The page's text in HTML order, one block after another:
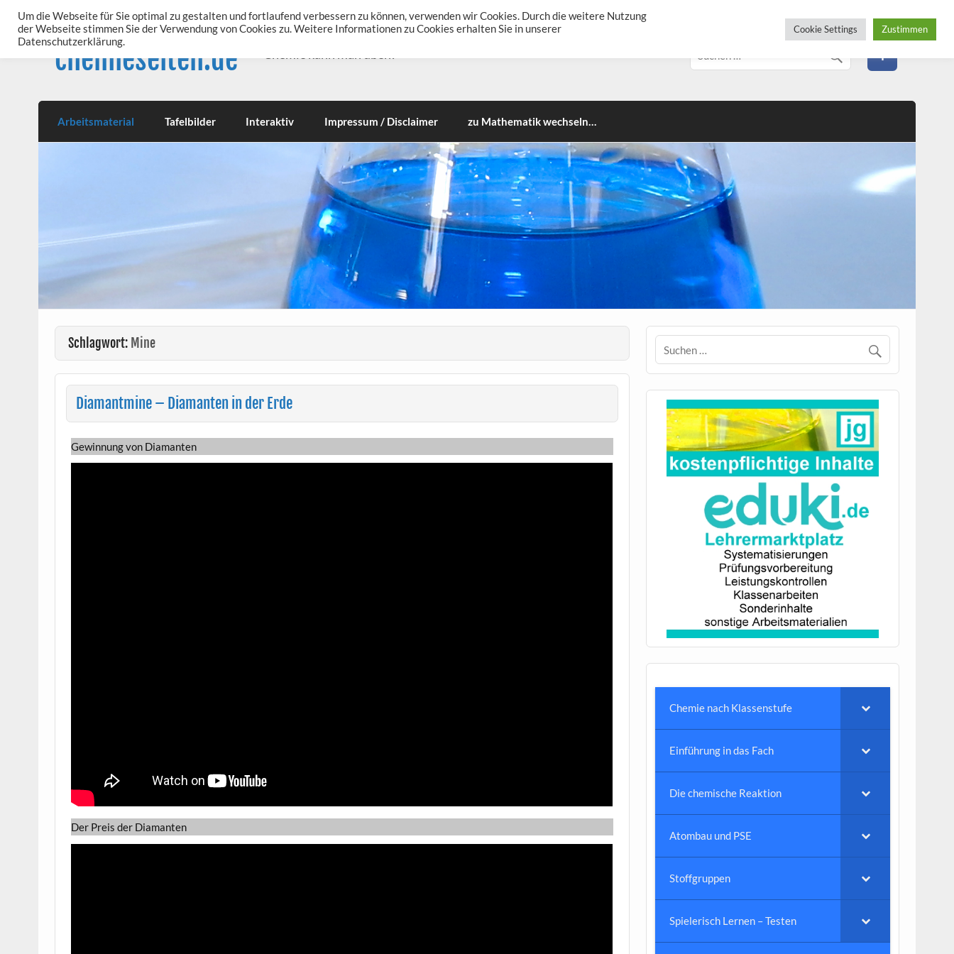
content
chemieseiten.de
Arbeitsmaterial Tafelbilder Interaktiv Impressum / Disclaimer zu Mathematik wechseln…
Schlagwort: Mine
Diamantmine – Diamanten in der Erde
Gewinnung von Diamanten
Der Preis der Diamanten
Chemie nach Klassenstufe
Einführung in das Fach
Die chemische Reaktion
Atombau und PSE
Stoffgruppen
Spielerisch Lernen – Testen
Um die Webseite für Sie optimal zu gestalten und fortlaufend verbessern zu können, verwenden wir Cookies. Durch die weitere Nutzung
der Webseite stimmen Sie der Verwendung von Cookies zu. Weitere Informationen zu Cookies erhalten Sie in unserer
Datenschutzerklärung.
Cookie Settings Zustimmen